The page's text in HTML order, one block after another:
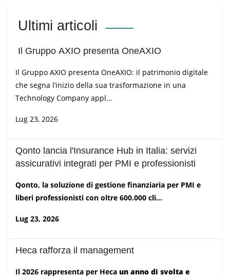
Ultimi articoli
Il Gruppo AXIO presenta OneAXIO
Il Gruppo AXIO presenta OneAXIO: il patrimonio digitale
che segna l’inizio della sua trasformazione in una
Technology Company appl...
Lug 23, 2026
Qonto lancia l'Insurance Hub in Italia: servizi
assicurativi integrati per PMI e professionisti
Qonto, la soluzione di gestione finanziaria per PMI e
liberi professionisti con oltre 600.000 cli...
Lug 23, 2026
Heca rafforza il management
Il 2026 rappresenta per Heca un anno di svolta e